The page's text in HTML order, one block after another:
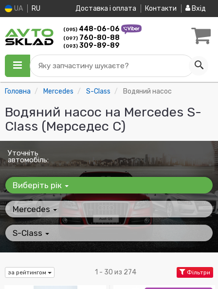
UA RU Доставка і оплата Контакти Вхід
(095) 448-06-06
(097) 760-80-88
(093) 309-89-89
Яку запчастину шукаєте?
Головна Mercedes S-Class Водяний насос
Водяний насос на Mercedes S-
Class (Мерседес С)
Уточніть
автомобіль:
Виберіть рік
Mercedes
S-Class
за рейтингом 1 - 30 из 274 Фільтри